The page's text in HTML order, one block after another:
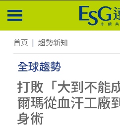
首頁 趨勢新知
全球趨勢
打敗「大到不能
爾瑪從血汗工廠
身術